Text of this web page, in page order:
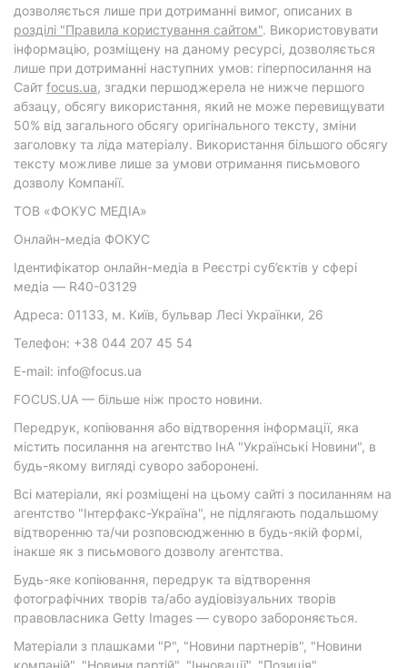
дозволяється лише при дотриманні вимог, описаних в
розділі "Правила користування сайтом". Використовувати
інформацію, розміщену на даному ресурсі, дозволяється
лише при дотриманні наступних умов: гіперпосилання на
Cайт focus.ua, згадки першоджерела не нижче першого
абзацу, обсягу використання, який не може перевищувати
50% від загального обсягу оригінального тексту, зміни
заголовку та ліда матеріалу. Використання більшого обсягу
тексту можливе лише за умови отримання письмового
дозволу Компанії.
ТОВ «ФОКУС МЕДІА»
Онлайн-медіа ФОКУС
Ідентифікатор онлайн-медіа в Реєстрі суб’єктів у сфері
медіа — R40-03129
Адреса: 01133, м. Київ, бульвар Лесі Українки, 26
Телефон: +38 044 207 45 54
E-mail: info@focus.ua
FOCUS.UA — більше ніж просто новини.
Передрук, копіювання або відтворення інформації, яка
містить посилання на агентство ІнА "Українські Новини", в
будь-якому вигляді суворо заборонені.
Всі матеріали, які розміщені на цьому сайті з посиланням на
агентство "Інтерфакс-Україна", не підлягають подальшому
відтворенню та/чи розповсюдженню в будь-якій формі,
інакше як з письмового дозволу агентства.
Будь-яке копіювання, передрук та відтворення
фотографічних творів та/або аудіовізуальних творів
правовласника Getty Images — суворо забороняється.
Матеріали з плашками "Р", "Новини партнерів", "Новини
компаній", "Новини партій", "Інновації", "Позиція",